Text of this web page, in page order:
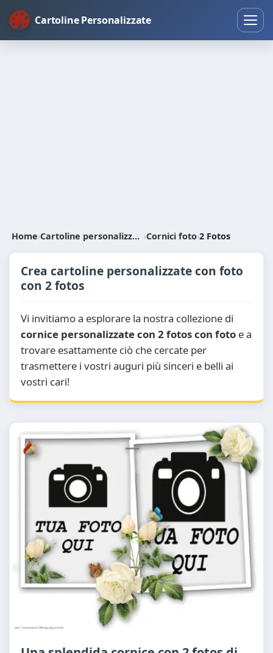
Cartoline Personalizzate
Home› Cartoline personalizzate ›Cornici foto›2 Fotos
Crea cartoline personalizzate con foto
con 2 fotos
Vi invitiamo a esplorare la nostra collezione di
cornice personalizzate con 2 fotos con foto e a
trovare esattamente ciò che cercate per
trasmettere i vostri auguri più sinceri e belli ai
vostri cari!